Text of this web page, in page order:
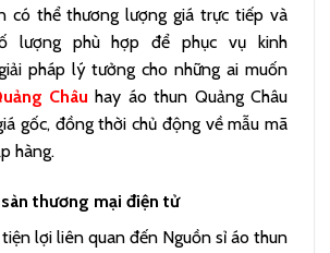
có thể thương lượng giá trực tiếp và
lượng phù hợp để phục vụ kinh
pháp lý tưởng cho những ai muốn
Châu hay áo thun Quảng Châu
gốc, đồng thời chủ động về mẫu mã
hàng.
thương mại điện tử
lợi liên quan đến Nguồn sỉ áo thun